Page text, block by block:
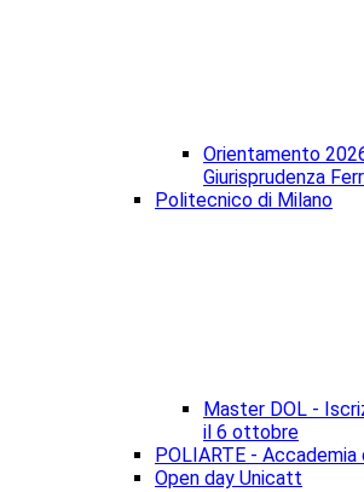
Orientamento
Giurisprudenza
Politecnico di Milano
Master DOL -
il 6 ottobre
POLIARTE - Accademia
Open day Unicatt